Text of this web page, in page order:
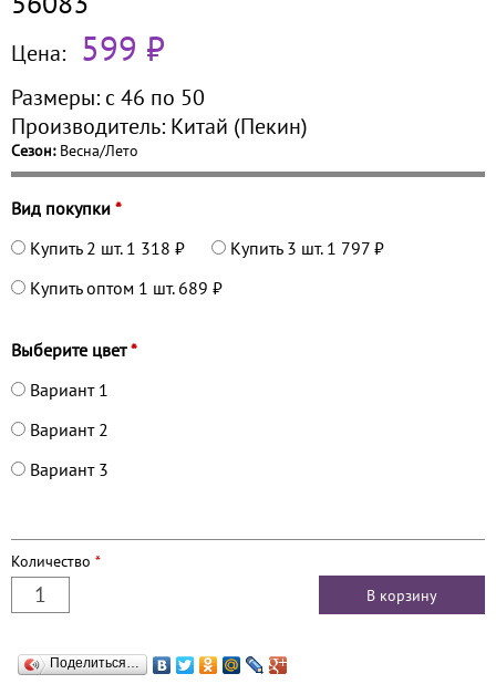
Цена: 599 ₽
Размеры: с 46 по 50
Производитель: Китай (Пекин)
Сезон: Весна/Лето
Вид покупки *
Купить 2 шт. 1 318 ₽ Купить 3 шт. 1 797 ₽
Купить оптом 1 шт. 689 ₽
Выберите цвет*
Вариант 1
Вариант 2
Вариант 3
Количество *
Поделиться…